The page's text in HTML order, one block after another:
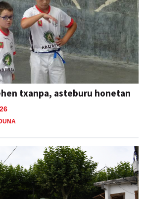
txanpa, asteburu honetan